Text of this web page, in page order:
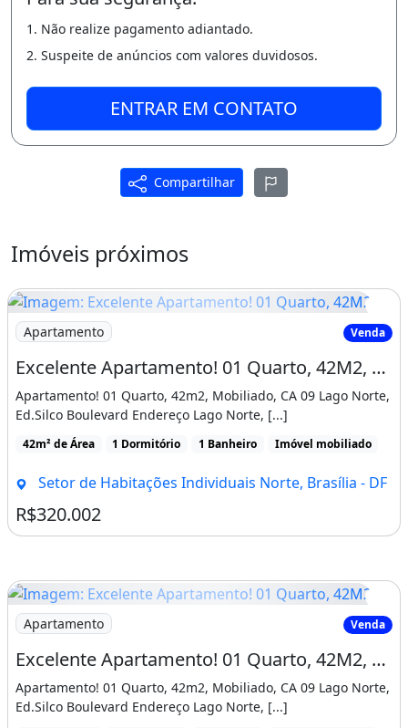
GIO AP NO PARANOA :72.000,00
GIO EM SÃO SEBASTIAO: 58.000,00
A
GIO NO TOTAL VILE : 48.000,00
?
OTE PONTE ALTA : 65.00,00
?
ASA NO RECANTO : 120.000,00
?
L
OTE EM VICENTE PIRES : 130.000,00
1. Não realize pagamento adiantado.
2. Suspeite de anúncios com valores duvidosos.
ENTRAR EM CONTATO
Compartilhar
Imóveis próximos
Imagem: Excelente Apartamento! 01 Quarto, 42M2
Apartamento Venda
Excelente Apartamento! 01 Quarto, 42M2, Mobiliado, Ca 09 Lago Norte, Ed. Silco Boulevard
Apartamento! 01 Quarto, 42m2, Mobiliado, CA 09 Lago Norte,
Ed.Silco Boulevard Endereço Lago Norte, [...]
42m² de Área 1 Dormitório 1 Banheiro Imóvel mobiliado
Setor de Habitações Individuais Norte, Brasília - DF
R$320.002
Imagem: Excelente Apartamento! 01 Quarto, 42M2
Apartamento Venda
Excelente Apartamento! 01 Quarto, 42M2, Mobiliado, Ca 09 Lago Norte, Ed. Silco Boulevard
Apartamento! 01 Quarto, 42m2, Mobiliado, CA 09 Lago Norte,
Ed.Silco Boulevard Endereço Lago Norte, [...]